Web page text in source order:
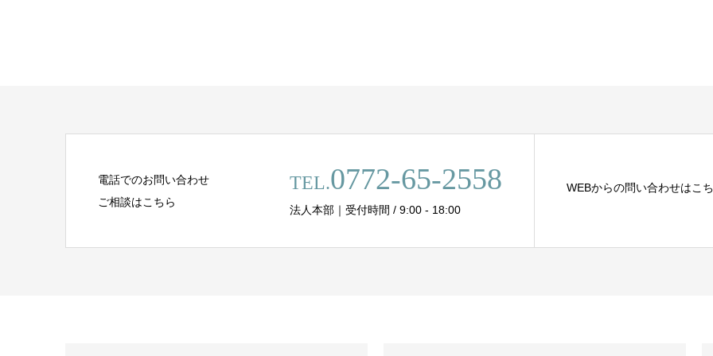
電話でのお問い合わせ
ご相談はこちら
TEL.0772-65-2558
法人本部｜受付時間 / 9:00 - 18:00
WEBからの問い合わせはこ